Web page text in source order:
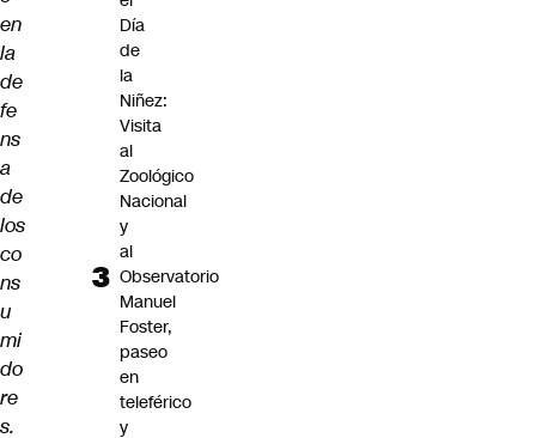
en
la
de
fe
ns
a
de
los
co
ns
u
mi
do
re
s.
Día
de
la
Niñez:
Visita
al
Zoológico
Nacional
y
al
Observatorio
Manuel
Foster,
paseo
en
teleférico
y